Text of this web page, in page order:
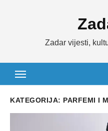
Zadar vijesti,
KATEGORIJA: PARFEMI I